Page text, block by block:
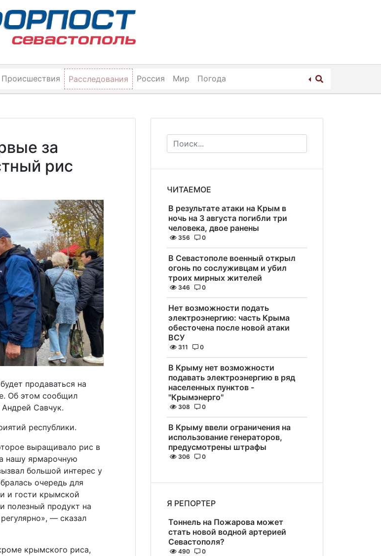
Происшествия Расследования Россия Мир Погода
за
рис
продаваться на
Об этом сообщил
Савчук.
республики.
выращивало рис в
нашу ярмарочную
большой интерес у
очередь для
и гости крымской
полезный продукт на
— сказал
крымского риса,
ЧИТАЕМОЕ
В результате атаки на Крым в
ночь на 3 августа погибли три
человека, двое ранены
356 0
В Севастополе военный открыл
огонь по сослуживцам и убил
троих мирных жителей
346 0
Нет возможности подать
электроэнергию: часть Крыма
обесточена после новой атаки
ВСУ
311 0
В Крыму нет возможности
подавать электроэнергию в ряд
населенных пунктов -
"Крымэнерго"
308 0
В Крыму ввели ограничения на
использование генераторов,
предусмотрены штрафы
306 0
Я РЕПОРТЕР
Тоннель на Пожарова может
стать новой водной артерией
Севастополя?
490 0